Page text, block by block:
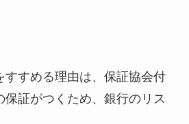
すすめる理由は、保証協会付
保証がつくため、銀行のリス